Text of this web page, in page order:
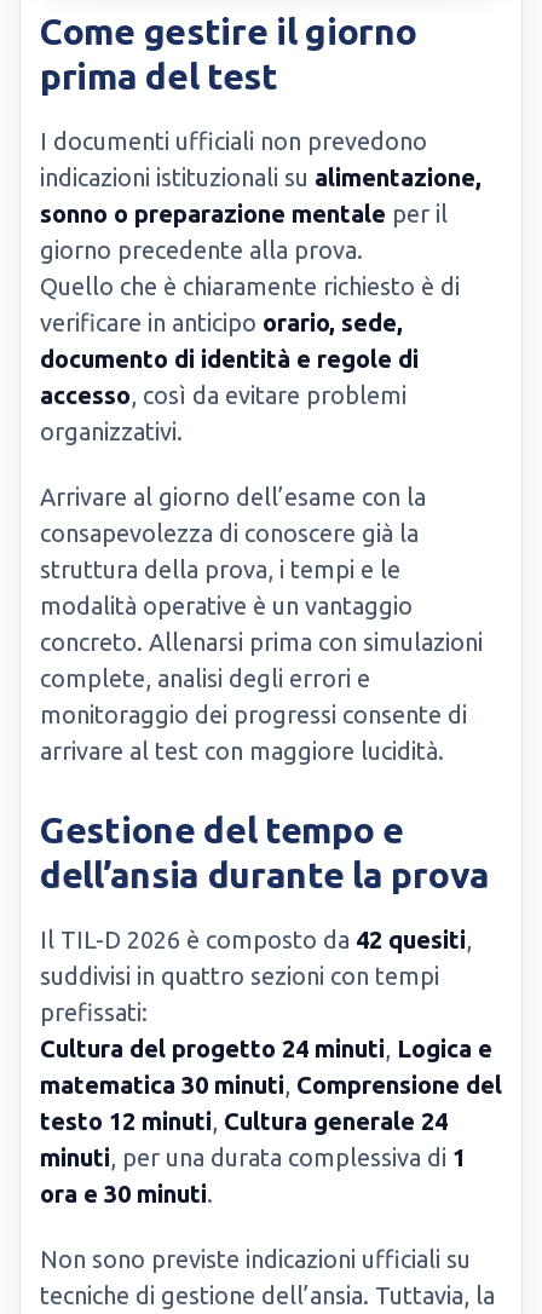
Come gestire il giorno
prima del test
I documenti ufficiali non prevedono
indicazioni istituzionali su alimentazione,
sonno o preparazione mentale per il
giorno precedente alla prova.
Quello che è chiaramente richiesto è di
verificare in anticipo orario, sede,
documento di identità e regole di
accesso, così da evitare problemi
organizzativi.
Arrivare al giorno dell’esame con la
consapevolezza di conoscere già la
struttura della prova, i tempi e le
modalità operative è un vantaggio
concreto. Allenarsi prima con simulazioni
complete, analisi degli errori e
monitoraggio dei progressi consente di
arrivare al test con maggiore lucidità.
Gestione del tempo e
dell’ansia durante la prova
Il TIL-D 2026 è composto da 42 quesiti,
suddivisi in quattro sezioni con tempi
prefissati:
Cultura del progetto 24 minuti, Logica e
matematica 30 minuti, Comprensione del
testo 12 minuti, Cultura generale 24
minuti, per una durata complessiva di 1
ora e 30 minuti.
Non sono previste indicazioni ufficiali su
tecniche di gestione dell’ansia. Tuttavia, la